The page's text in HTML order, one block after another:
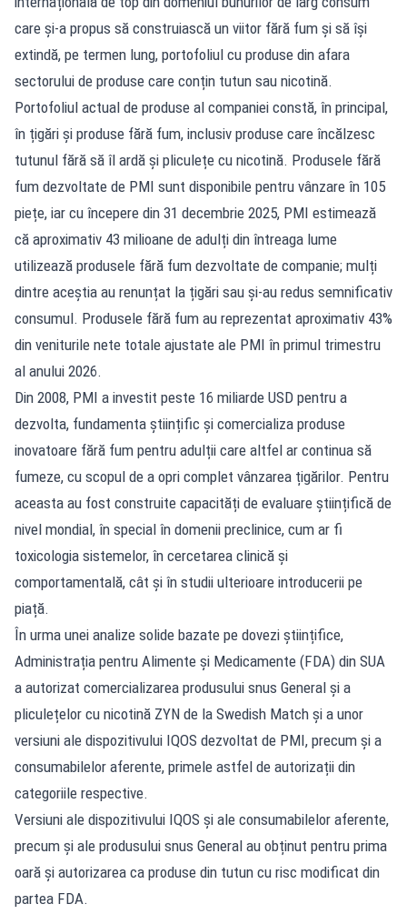
care și-a propus să construiască un viitor fără fum și să își
extindă, pe termen lung, portofoliul cu produse din afara
sectorului de produse care conțin tutun sau nicotină.
Portofoliul actual de produse al companiei constă, în principal,
în țigări și produse fără fum, inclusiv produse care încălzesc
tutunul fără să îl ardă și pliculețe cu nicotină. Produsele fără
fum dezvoltate de PMI sunt disponibile pentru vânzare în 105
piețe, iar cu începere din 31 decembrie 2025, PMI estimează
că aproximativ 43 milioane de adulți din întreaga lume
utilizează produsele fără fum dezvoltate de companie; mulți
dintre aceștia au renunțat la țigări sau și-au redus semnificativ
consumul. Produsele fără fum au reprezentat aproximativ 43%
din veniturile nete totale ajustate ale PMI în primul trimestru
al anului 2026.
Din 2008, PMI a investit peste 16 miliarde USD pentru a
dezvolta, fundamenta științific și comercializa produse
inovatoare fără fum pentru adulții care altfel ar continua să
fumeze, cu scopul de a opri complet vânzarea țigărilor. Pentru
aceasta au fost construite capacități de evaluare științifică de
nivel mondial, în special în domenii preclinice, cum ar fi
toxicologia sistemelor, în cercetarea clinică și
comportamentală, cât și în studii ulterioare introducerii pe
piață.
În urma unei analize solide bazate pe dovezi științifice,
Administrația pentru Alimente și Medicamente (FDA) din SUA
a autorizat comercializarea produsului snus General și a
pliculețelor cu nicotină ZYN de la Swedish Match și a unor
versiuni ale dispozitivului IQOS dezvoltat de PMI, precum și a
consumabilelor aferente, primele astfel de autorizații din
categoriile respective.
Versiuni ale dispozitivului IQOS și ale consumabilelor aferente,
precum și ale produsului snus General au obținut pentru prima
oară și autorizarea ca produse din tutun cu risc modificat din
partea FDA.